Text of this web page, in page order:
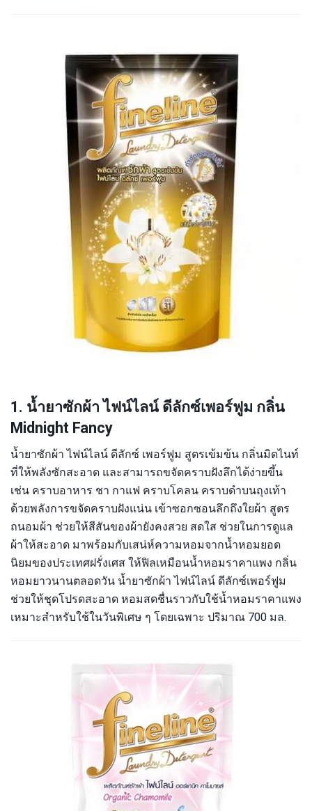
1. น้ำยาซักผ้า ไฟน์ไลน์ ดีลักซ์เพอร์ฟูม กลิ่น
Midnight Fancy
น้ำยาซักผ้า ไฟน์ไลน์ ดีลักซ์ เพอร์ฟูม สูตรเข้มข้น กลิ่นมิดไนท์
ที่ให้พลังซักสะอาด และสามารถขจัดคราบฝังลึกได้ง่ายขึ้น
เช่น คราบอาหาร ชา กาแฟ คราบโคลน คราบดำบนถุงเท้า
ด้วยพลังการขจัดคราบฝังแน่น เข้าซอกซอนลึกถึงใยผ้า สูตร
ถนอมผ้า ช่วยให้สีสันของผ้ายังคงสวย สดใส ช่วยในการดูแล
ผ้าให้สะอาด มาพร้อมกับเสน่ห์ความหอมจากน้ำหอมยอด
นิยมของประเทศฝรั่งเศส ให้ฟิลเหมือนน้ำหอมราคาแพง กลิ่น
หอมยาวนานตลอดวัน น้ำยาซักผ้า ไฟน์ไลน์ ดีลักซ์เพอร์ฟูม
ช่วยให้ชุดโปรดสะอาด หอมสดชื่นราวกับใช้น้ำหอมราคาแพง
เหมาะสำหรับใช้ในวันพิเศษ ๆ โดยเฉพาะ ปริมาณ 700 มล.